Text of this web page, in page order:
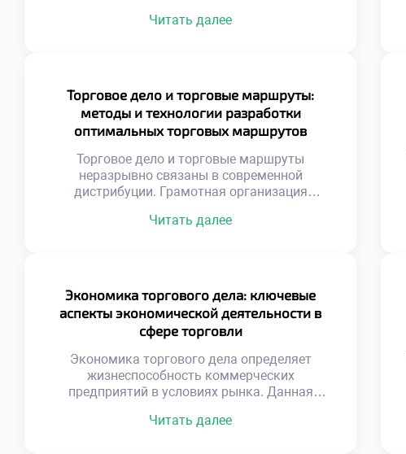
Денежные потоки питают товарные операции
деятельности. Инвестиции позволяют
расширять ассортимент и географию.
Хеджирование защищает маржу от внешних
шоков. Понимание рынка капитала отличает
предпринимателя от […]
Читать далее
Торговое дело и торговые маршруты:
методы и технологии разработки
оптимальных торговых маршрутов
Торговое дело и торговые маршруты
неразрывно связаны в современной
дистрибуции. Грамотная организация
бизнеса. Оптимизация путей снижает
уничтожают маржинальность продаж.
Геопозиционирование изменило принципы
планирования перевозок. Спутниковые
данные позволяют видеть ситуацию
мгновенно. Алгоритмы учитывают пробки и
погодные условия. Динамическая
корректировка курса экономит […]
Читать далее
Экономика торгового дела: ключевые
аспекты экономической деятельности в
сфере торговли
Экономика торгового дела определяет
жизнеспособность коммерческих
предприятий в условиях рынка. Данная
использования ограниченных ресурсов для
Читать далее